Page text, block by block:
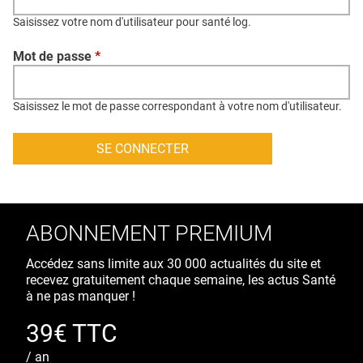
CONTACT
CRÉDITS
Saisissez votre nom d'utilisateur pour santé log.
Mot de passe *
Saisissez le mot de passe correspondant à votre nom d'utilisateur.
ABONNEMENT PREMIUM
Accédez sans limite aux 30 000 actualités du site et
recevez gratuitement chaque semaine, les actus Santé
à ne pas manquer !
39€ TTC
/ an